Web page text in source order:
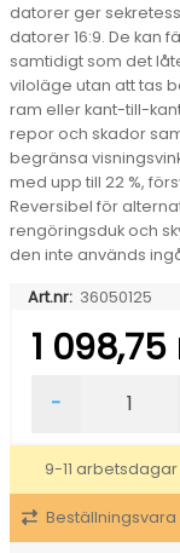
datorer ger
datorer 16:9. De kan
samtidigt som det
viloläge utan att tas
ram eller kant-till-
repor och skador
begränsa
med upp till 22 %,
Reversibel för
rengöringsduk och
den inte används
Art.nr: 36050125
1 098,75
Kensington
Laptop
Magnetiskt
mängd
-
9-11 arbetsdagar